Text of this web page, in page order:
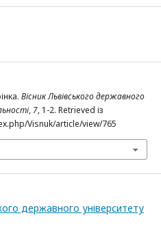
Вісник Львівського державного
, 7, 1-2. Retrieved із
Visnuk/article/view/765
державного університету